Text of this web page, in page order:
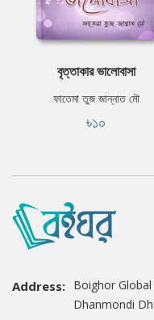
বৃত্তাকার ভালোবাসা
ফাতেমা তুজ জান্নাত মৌ
৳১০
Address: Boighor
Dhanmondi